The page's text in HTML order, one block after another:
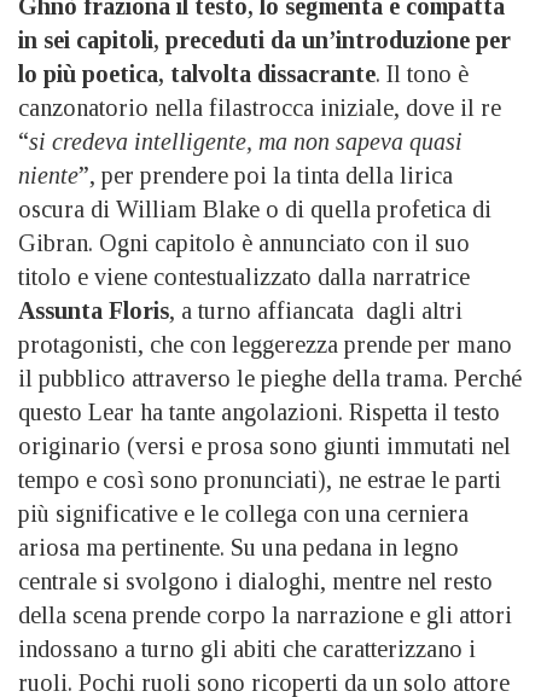
Ghnò fraziona il testo, lo segmenta e compatta
in sei capitoli, preceduti da un’introduzione per
lo più poetica, talvolta dissacrante. Il tono è
canzonatorio nella filastrocca iniziale, dove il re
“si credeva intelligente, ma non sapeva quasi
niente”, per prendere poi la tinta della lirica
oscura di William Blake o di quella profetica di
Gibran. Ogni capitolo è annunciato con il suo
titolo e viene contestualizzato dalla narratrice
Assunta Floris, a turno affiancata dagli altri
protagonisti, che con leggerezza prende per mano
il pubblico attraverso le pieghe della trama. Perché
questo Lear ha tante angolazioni. Rispetta il testo
originario (versi e prosa sono giunti immutati nel
tempo e così sono pronunciati), ne estrae le parti
più significative e le collega con una cerniera
ariosa ma pertinente. Su una pedana in legno
centrale si svolgono i dialoghi, mentre nel resto
della scena prende corpo la narrazione e gli attori
indossano a turno gli abiti che caratterizzano i
ruoli. Pochi ruoli sono ricoperti da un solo attore